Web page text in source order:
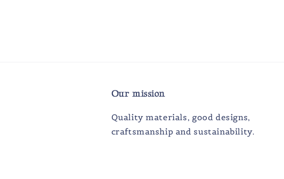
Our mission
Quality materials, good designs,
craftsmanship and sustainability.